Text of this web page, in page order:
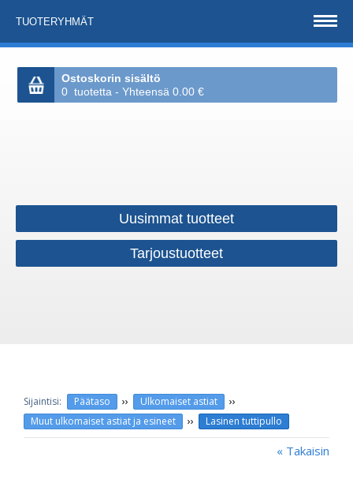
TUOTERYHMÄT
Ostoskorin sisältö
0 tuotetta - Yhteensä 0.00 €
Uusimmat tuotteet
Tarjoustuotteet
Päätaso ›› Ulkomaiset astiat ››
Muut ulkomaiset astiat ja esineet ›› Lasinen tuttipullo
« Takaisin